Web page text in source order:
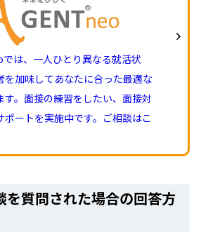
は、一人ひとり異なる就活状
を加味してあなたに合った最適な
す。面接の練習をしたい、面接対
ートを実施中です。ご相談はこ
を質問された場合の回答方